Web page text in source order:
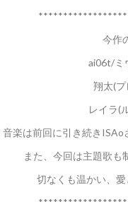
今作
ai06t/ミ
翔太(
レイラ(
音楽は前回に引き続き
また、今回は主題歌も
切なくも温かい、